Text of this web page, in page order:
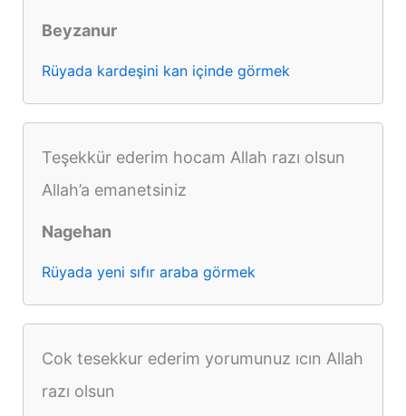
Beyzanur
Rüyada kardeşini kan içinde görmek
Teşekkür ederim hocam Allah razı olsun
Allah’a emanetsiniz
Nagehan
Rüyada yeni sıfır araba görmek
Cok tesekkur ederim yorumunuz ıcın Allah
razı olsun